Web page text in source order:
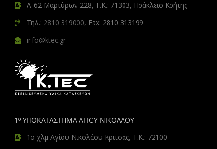
Λ. 62 Μαρτύρων 228, Τ.Κ.: 71303, Ηράκλειο Κρήτης
Τηλ.: 2810 319000, Fax: 2810 313199
info@ktec.gr
1º ΥΠΟΚΑΤΑΣΤΗΜΑ ΑΓΙΟΥ ΝΙΚΟΛΑΟΥ
1ο χλμ Αγίου Νικολάου Κριτσάς, Τ.Κ.: 72100